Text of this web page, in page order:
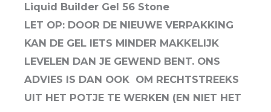
Liquid Builder Gel 56 Stone
LET OP: DOOR DE NIEUWE VERPAKKING
KAN DE GEL IETS MINDER MAKKELIJK
LEVELEN DAN JE GEWEND BENT. ONS
ADVIES IS DAN OOK OM RECHTSTREEKS
UIT HET POTJE TE WERKEN (EN NIET HET